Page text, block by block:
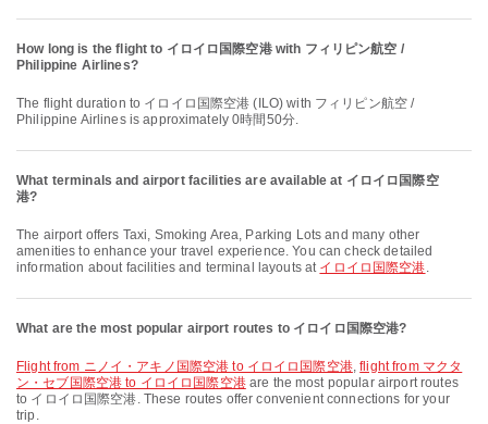
How long is the flight to イロイロ国際空港 with フィリピン航空 /
Philippine Airlines?
The flight duration to イロイロ国際空港 (ILO) with フィリピン航空 /
Philippine Airlines is approximately 0時間50分.
What terminals and airport facilities are available at イロイロ国際空
港?
The airport offers Taxi, Smoking Area, Parking Lots and many other
amenities to enhance your travel experience. You can check detailed
information about facilities and terminal layouts at イロイロ国際空港.
What are the most popular airport routes to イロイロ国際空港?
flight from ニノイ・アキノ国際空港 to イロイロ国際空港,flight from マクタ
ン・セブ国際空港 to イロイロ国際空港are the most popular airport routes
to イロイロ国際空港. These routes offer convenient connections for your
trip.